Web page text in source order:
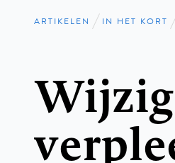
Kruimelpad
ARTIKELEN IN HET KORT